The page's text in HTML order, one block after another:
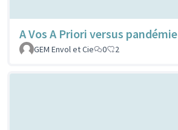
A Vos A Priori versus pandémie
GEM Envol et Cie
0 2